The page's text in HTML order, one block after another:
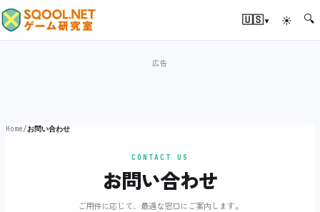
🇺🇸▾ ☀ 🔍
Home/お問い合わせ
CONTACT US
お問い合わせ
ご用件に応じて、最適な窓口にご案内します。